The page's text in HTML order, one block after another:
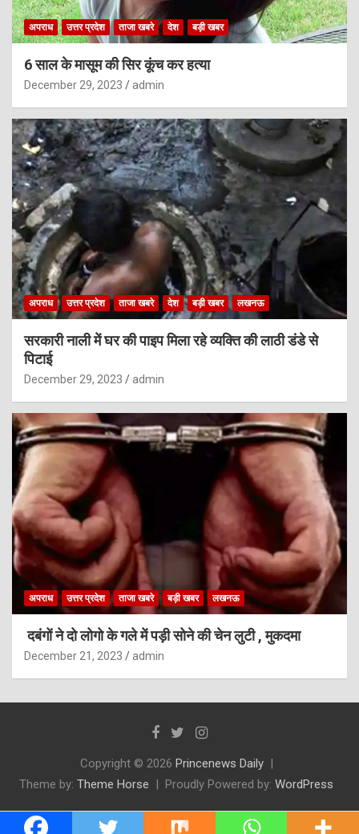
अपराध उत्तर प्रदेश ताजा खबरे देश बड़ी खबर
6 साल के मासूम की सिर कूंच कर हत्या
December 29, 2023 admin
अपराध उत्तर प्रदेश ताजा खबरे देश बड़ी खबर लखनऊ
सरकारी नाली में घर की पाइप मिला रहे व्यक्ति की लाठी डंडे से
पिटाई
December 29, 2023 admin
अपराध उत्तर प्रदेश ताजा खबरे बड़ी खबर लखनऊ
दबंगों ने दो लोगो के गले में पड़ी सोने की चेन लुटी , मुकदमा
December 21, 2023 admin
Copyright © 2026 Princenews Daily
Theme by: Theme Horse Proudly Powered by: WordPress